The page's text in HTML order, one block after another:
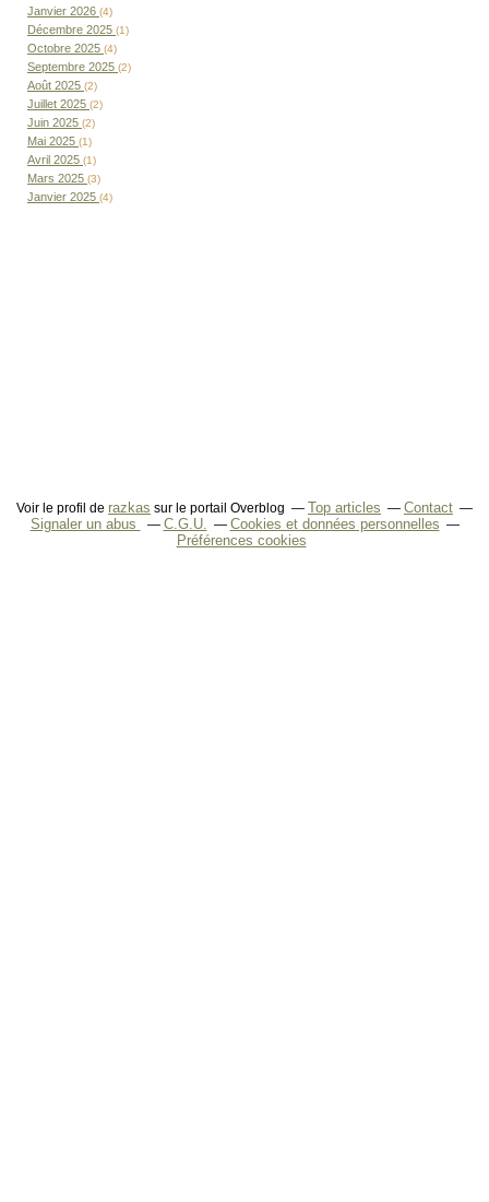
Janvier 2026 (4)
Décembre 2025 (1)
Octobre 2025 (4)
Septembre 2025 (2)
Août 2025 (2)
Juillet 2025 (2)
Juin 2025 (2)
Mai 2025 (1)
Avril 2025 (1)
Mars 2025 (3)
Janvier 2025 (4)
Voir le profil de razkas sur le portail Overblog Top articles
Contact
Signaler un abus
C.G.U.
Cookies et données personnelles
Préférences cookies